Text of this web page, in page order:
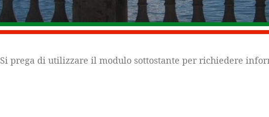
Si prega di utilizzare il modulo sottostante per richiedere